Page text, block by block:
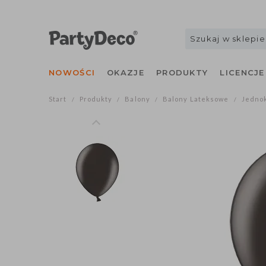
NOWOŚCI OKAZJE PRODUKTY LICENCJE
Start / Produkty / Balony / Balony Lateksowe /